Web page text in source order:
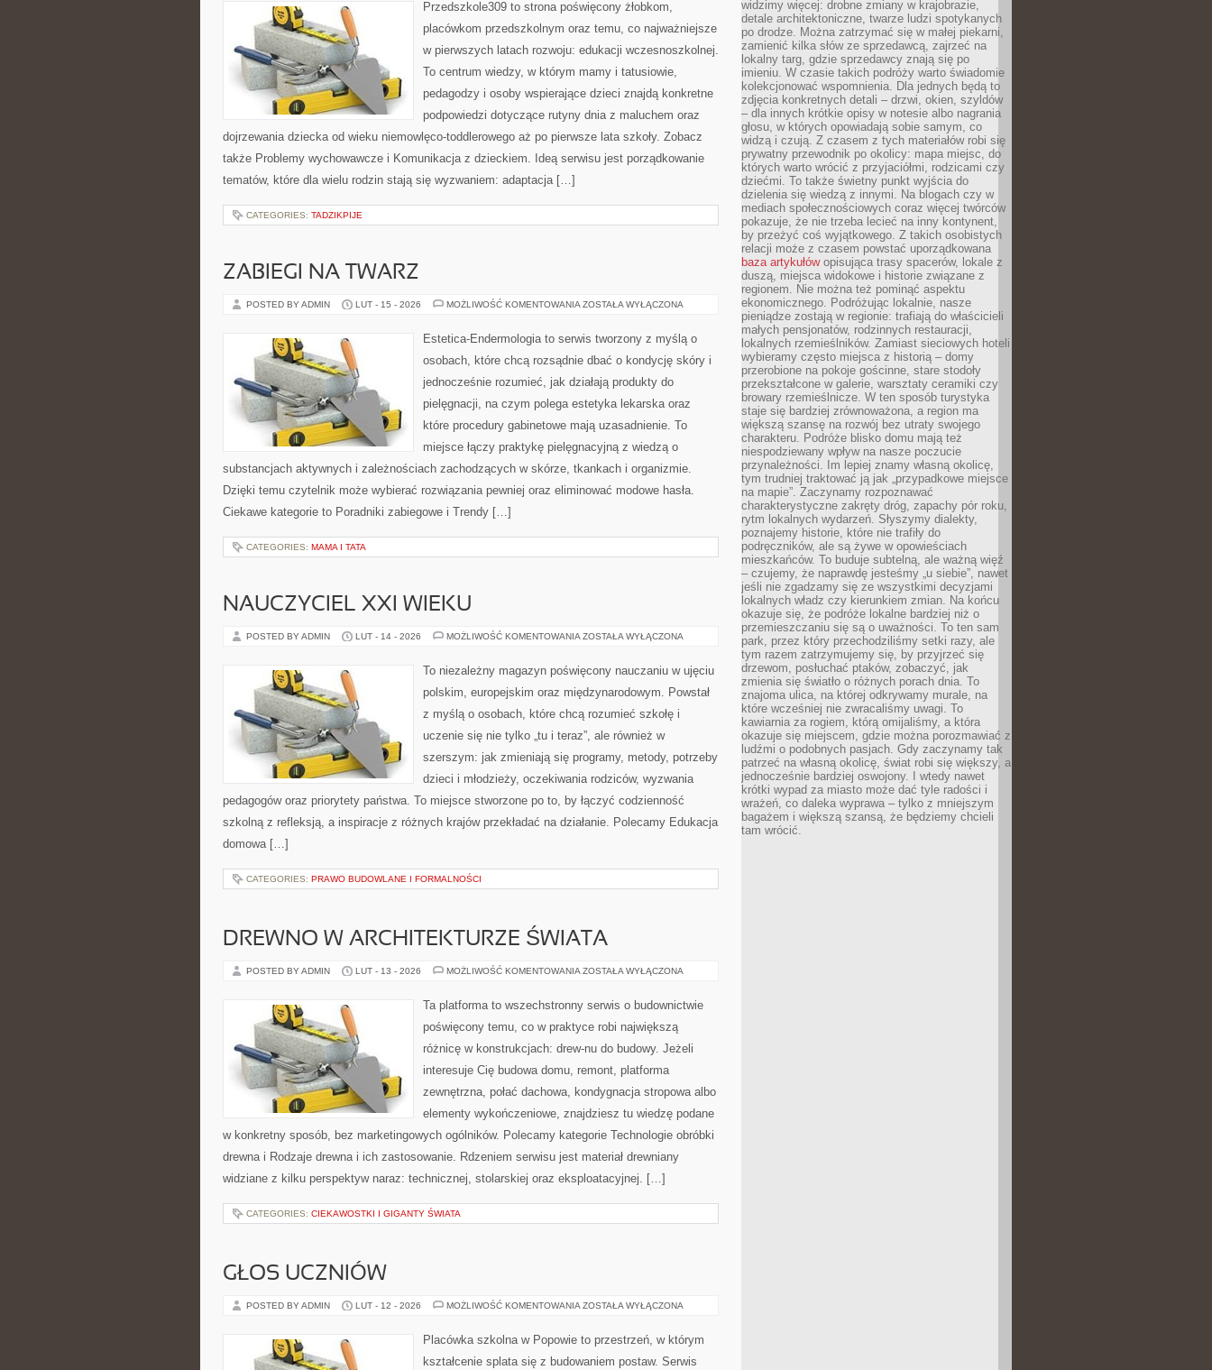
Przedszkole309 to strona poświęcony żłobkom,
placówkom przedszkolnym oraz temu, co najważniejsze
w pierwszych latach rozwoju: edukacji wczesnoszkolnej.
To centrum wiedzy, w którym mamy i tatusiowie,
pedagodzy i osoby wspierające dzieci znajdą konkretne
podpowiedzi dotyczące rutyny dnia z maluchem oraz
dojrzewania dziecka od wieku niemowlęco-toddlerowego aż po pierwsze lata szkoły. Zobacz
także Problemy wychowawcze i Komunikacja z dzieckiem. Ideą serwisu jest porządkowanie
tematów, które dla wielu rodzin stają się wyzwaniem: adaptacja […]
CATEGORIES: TADZIKPIJE
ZABIEGI NA TWARZ
POSTED BY ADMIN LUT - 15 - 2026 MOŻLIWOŚĆ KOMENTOWANIA ZABIEGI
ZOSTAŁA WYŁĄCZONA
Estetica-Endermologia to serwis tworzony z myślą o
osobach, które chcą rozsądnie dbać o kondycję skóry i
jednocześnie rozumieć, jak działają produkty do
pielęgnacji, na czym polega estetyka lekarska oraz
które procedury gabinetowe mają uzasadnienie. To
miejsce łączy praktykę pielęgnacyjną z wiedzą o
substancjach aktywnych i zależnościach zachodzących w skórze, tkankach i organizmie.
Dzięki temu czytelnik może wybierać rozwiązania pewniej oraz eliminować modowe hasła.
Ciekawe kategorie to Poradniki zabiegowe i Trendy […]
CATEGORIES: MAMA I TATA
NAUCZYCIEL XXI WIEKU
POSTED BY ADMIN LUT - 14 - 2026 MOŻLIWOŚĆ KOMENTOWANIA NAUCZYCIEL
ZOSTAŁA WYŁĄCZONA
To niezależny magazyn poświęcony nauczaniu w ujęciu
polskim, europejskim oraz międzynarodowym. Powstał
z myślą o osobach, które chcą rozumieć szkołę i
uczenie się nie tylko „tu i teraz”, ale również w
szerszym: jak zmieniają się programy, metody, potrzeby
dzieci i młodzieży, oczekiwania rodziców, wyzwania
pedagogów oraz priorytety państwa. To miejsce stworzone po to, by łączyć codzienność
szkolną z refleksją, a inspiracje z różnych krajów przekładać na działanie. Polecamy Edukacja
domowa […]
CATEGORIES: PRAWO BUDOWLANE I FORMALNOŚCI
DREWNO W ARCHITEKTURZE ŚWIATA
POSTED BY ADMIN LUT - 13 - 2026 MOŻLIWOŚĆ KOMENTOWANIA DREWNO
ŚWIATA
ZOSTAŁA WYŁĄCZONA
Ta platforma to wszechstronny serwis o budownictwie
poświęcony temu, co w praktyce robi największą
różnicę w konstrukcjach: drew-nu do budowy. Jeżeli
interesuje Cię budowa domu, remont, platforma
zewnętrzna, połać dachowa, kondygnacja stropowa albo
elementy wykończeniowe, znajdziesz tu wiedzę podane
w konkretny sposób, bez marketingowych ogólników. Polecamy kategorie Technologie obróbki
drewna i Rodzaje drewna i ich zastosowanie. Rdzeniem serwisu jest materiał drewniany
widziane z kilku perspektyw naraz: technicznej, stolarskiej oraz eksploatacyjnej. […]
CATEGORIES: CIEKAWOSTKI I GIGANTY ŚWIATA
GŁOS UCZNIÓW
POSTED BY ADMIN LUT - 12 - 2026 MOŻLIWOŚĆ KOMENTOWANIA GŁOS
ZOSTAŁA WYŁĄCZONA
Placówka szkolna w Popowie to przestrzeń, w którym
kształcenie splata się z budowaniem postaw. Serwis
widzimy więcej: drobne zmiany w krajobrazie,
detale architektoniczne, twarze ludzi spotykanych
po drodze. Można zatrzymać się w małej piekarni,
zamienić kilka słów ze sprzedawcą, zajrzeć na
lokalny targ, gdzie sprzedawcy znają się po
imieniu. W czasie takich podróży warto świadomie
kolekcjonować wspomnienia. Dla jednych będą to
zdjęcia konkretnych detali – drzwi, okien, szyldów
– dla innych krótkie opisy w notesie albo nagrania
głosu, w których opowiadają sobie samym, co
widzą i czują. Z czasem z tych materiałów robi się
prywatny przewodnik po okolicy: mapa miejsc, do
których warto wrócić z przyjaciółmi, rodzicami czy
dziećmi. To także świetny punkt wyjścia do
dzielenia się wiedzą z innymi. Na blogach czy w
mediach społecznościowych coraz więcej twórców
pokazuje, że nie trzeba lecieć na inny kontynent,
by przeżyć coś wyjątkowego. Z takich osobistych
relacji może z czasem powstać uporządkowana
baza artykułówopisująca trasy spacerów, lokale z
duszą, miejsca widokowe i historie związane z
regionem. Nie można też pominąć aspektu
ekonomicznego. Podróżując lokalnie, nasze
pieniądze zostają w regionie: trafiają do właścicieli
małych pensjonatów, rodzinnych restauracji,
lokalnych rzemieślników. Zamiast sieciowych hoteli
wybieramy często miejsca z historią – domy
przerobione na pokoje gościnne, stare stodoły
przekształcone w galerie, warsztaty ceramiki czy
browary rzemieślnicze. W ten sposób turystyka
staje się bardziej zrównoważona, a region ma
większą szansę na rozwój bez utraty swojego
charakteru. Podróże blisko domu mają też
niespodziewany wpływ na nasze poczucie
przynależności. Im lepiej znamy własną okolicę,
tym trudniej traktować ją jak „przypadkowe miejsce
na mapie”. Zaczynamy rozpoznawać
charakterystyczne zakręty dróg, zapachy pór roku,
rytm lokalnych wydarzeń. Słyszymy dialekty,
poznajemy historie, które nie trafiły do
podręczników, ale są żywe w opowieściach
mieszkańców. To buduje subtelną, ale ważną więź
– czujemy, że naprawdę jesteśmy „u siebie”, nawet
jeśli nie zgadzamy się ze wszystkimi decyzjami
lokalnych władz czy kierunkiem zmian. Na końcu
okazuje się, że podróże lokalne bardziej niż o
przemieszczaniu się są o uważności. To ten sam
park, przez który przechodziliśmy setki razy, ale
tym razem zatrzymujemy się, by przyjrzeć się
drzewom, posłuchać ptaków, zobaczyć, jak
zmienia się światło o różnych porach dnia. To
znajoma ulica, na której odkrywamy murale, na
które wcześniej nie zwracaliśmy uwagi. To
kawiarnia za rogiem, którą omijaliśmy, a która
okazuje się miejscem, gdzie można porozmawiać z
ludźmi o podobnych pasjach. Gdy zaczynamy tak
patrzeć na własną okolicę, świat robi się większy, a
jednocześnie bardziej oswojony. I wtedy nawet
krótki wypad za miasto może dać tyle radości i
wrażeń, co daleka wyprawa – tylko z mniejszym
bagażem i większą szansą, że będziemy chcieli
tam wrócić.